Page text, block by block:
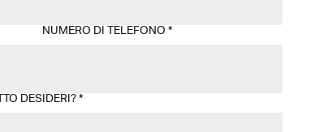
NUMERO DI TELEFONO *
DESIDERI? *